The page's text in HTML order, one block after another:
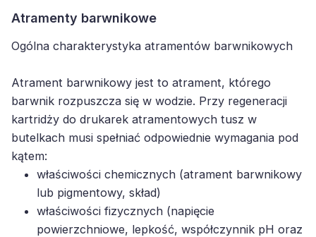
Atramenty barwnikowe
Ogólna charakterystyka atramentów barwnikowych
Atrament barwnikowy jest to atrament, którego
barwnik rozpuszcza się w wodzie. Przy regeneracji
kartridży do drukarek atramentowych tusz w
butelkach musi spełniać odpowiednie wymagania pod
kątem:
właściwości chemicznych (atrament barwnikowy
lub pigmentowy, skład)
właściwości fizycznych (napięcie
powierzchniowe, lepkość, współczynnik pH oraz